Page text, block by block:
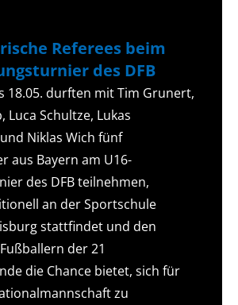
Referees beim
des DFB
18.05. durften mit Tim Grunert,
Luca Schultze, Lukas
Niklas Wich fünf
aus Bayern am U16-
des DFB teilnehmen,
an der Sportschule
stattfindet und den
der 21
die Chance bietet, sich für
zu